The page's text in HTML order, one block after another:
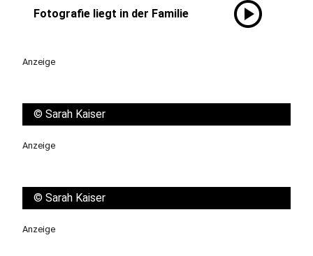
Fotografie liegt in der Familie play_circle
Anzeige
© Sarah Kaiser
Anzeige
© Sarah Kaiser
Anzeige